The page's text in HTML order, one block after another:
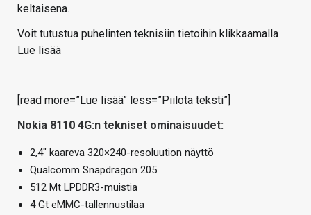
keltaisena.
Voit tutustua puhelinten teknisiin tietoihin klikkaamalla
Lue lisää
[read more=”Lue lisää” less=”Piilota teksti”]
Nokia 8110 4G:n tekniset ominaisuudet:
2,4″ kaareva 320×240-resoluution näyttö
Qualcomm Snapdragon 205
512 Mt LPDDR3-muistia
4 Gt eMMC-tallennustilaa